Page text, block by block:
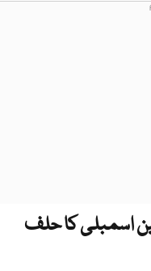
پنجاب نے 5 اراکین اسمبلی کا حلف